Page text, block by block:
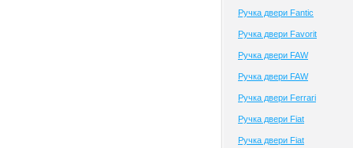
Ручка двери Fantic
Ручка двери Favorit
Ручка двери FAW
Ручка двери FAW
Ручка двери Ferrari
Ручка двери Fiat
Ручка двери Fiat